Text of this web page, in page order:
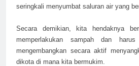
seringkali menyumbat saluran air yang
Secara demikian, kita hendaknya
memperlakukan sampah dan
mengembangkan secara aktif
dikota di mana kita bermukim.